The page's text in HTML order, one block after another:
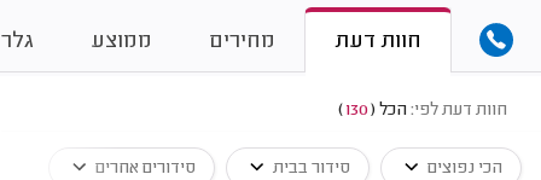
חוות דעת מחירים ממוצע
חוות דעת לפי: הכל (
130
)
הכי נפוצים סידור בבית סידורים אחרים